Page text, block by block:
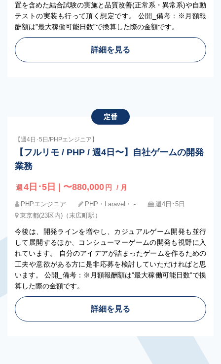
置を含めた結合試験の実施と品質改善(正常系・異常系)や自動
テストの実装も行って頂く想定です。 公開_備考：※月額報
酬額は”最大稼働可能日数”で換算した際の金額です。
詳細を見る
定番
【週4日･5日/PHPエンジニア】
【フルリモ / PHP / 週4日〜】自社ゲームの開発
業務
週 4日･5日 | 〜880,000 円 / 月
PHPエンジニア PHP・Laravel・₋-
週4日･5日
東京都(23区内)（末広町駅）
今後は、開発ラインを増やし、カジュアルゲーム開発も並行
して展開するほか、コンシューマーゲームの開発も視野に入
れています。 自分のアイデアが詰まったゲームを作るための
工夫や意欲がある方に是非応募を検討していただければと思
います。 公開_備考：※月額報酬額は”最大稼働可能日数”で換
算した際の金額です。
詳細を見る